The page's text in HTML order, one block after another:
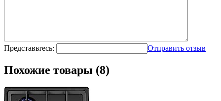
Представьтесь: Отправить отзыв
Похожие товары (8)